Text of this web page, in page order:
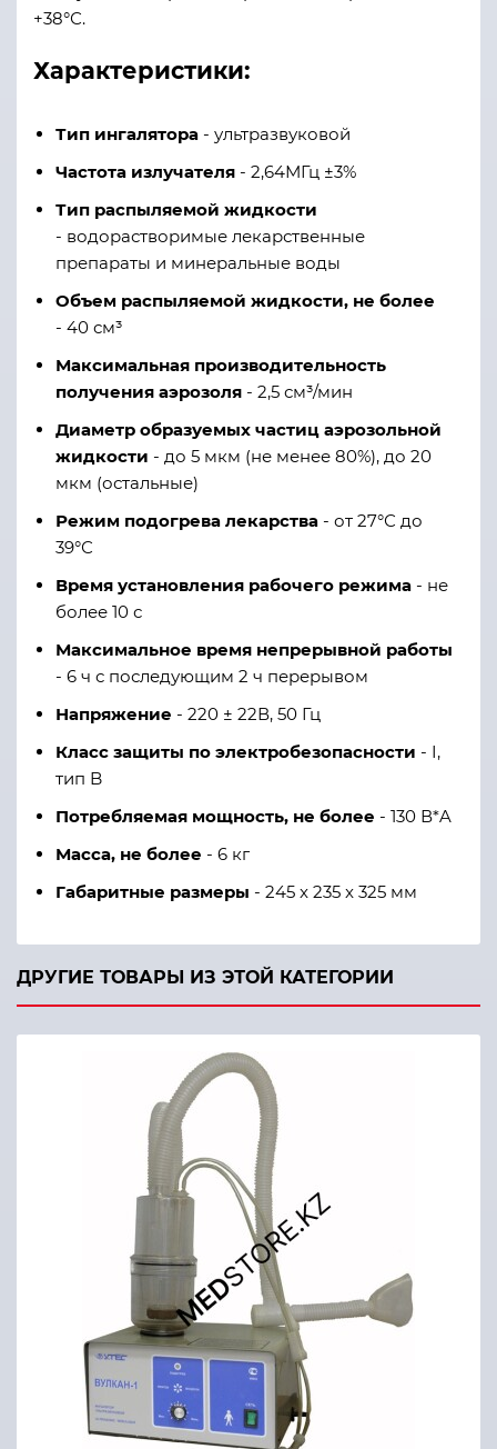
+38°С.
Характеристики:
Тип ингалятора - ультразвуковой
Частота излучателя - 2,64МГц ±3%
Тип распыляемой жидкости
- водорастворимые лекарственные
препараты и минеральные воды
Объем распыляемой жидкости, не более
- 40 см³
Максимальная производительность
получения аэрозоля - 2,5 см³/мин
Диаметр образуемых частиц аэрозольной
жидкости - до 5 мкм (не менее 80%), до 20
мкм (остальные)
Режим подогрева лекарства - от 27°С до
39°С
Время установления рабочего режима - не
более 10 с
Максимальное время непрерывной работы
- 6 ч с последующим 2 ч перерывом
Напряжение - 220 ± 22В, 50 Гц
Класс защиты по электробезопасности - I,
тип B
Потребляемая мощность, не более - 130 В*A
Масса, не более - 6 кг
Габаритные размеры - 245 x 235 x 325 мм
ДРУГИЕ ТОВАРЫ ИЗ ЭТОЙ КАТЕГОРИИ